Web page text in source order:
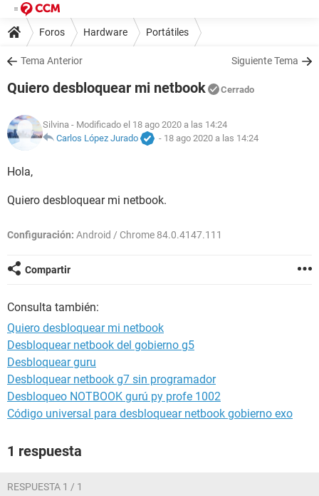
Foros Hardware Portátiles
Tema Anterior Siguiente Tema
Quiero desbloquear mi netbook Cerrado
Silvina - Modificado el 18 ago 2020 a las 14:24
Carlos López Jurado
- 18 ago 2020 a las 14:24
Hola,
Quiero desbloquear mi netbook.
Configuración: Android / Chrome 84.0.4147.111
Compartir
Consulta también:
Quiero desbloquear mi netbook
Desbloquear netbook del gobierno g5
Desbloquear guru
Desbloquear netbook g7 sin programador
Desbloqueo NOTBOOK gurú py profe 1002
Código universal para desbloquear netbook gobierno exo
1 respuesta
RESPUESTA 1 / 1